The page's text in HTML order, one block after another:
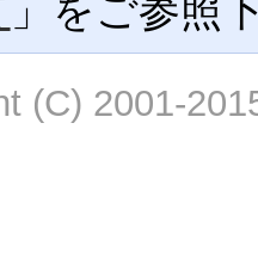
」をご参照
(C) 2001-